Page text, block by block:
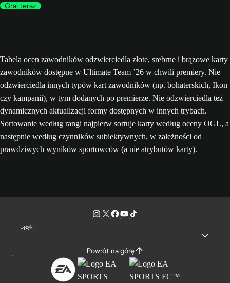
Graj teraz
Tabela ocen zawodników odzwierciedla złote, srebrne i brązowe karty
zawodników dostępne w Ultimate Team ’26 w chwili premiery. Nie
odzwierciedla innych typów kart zawodników (np. bohaterskich, Ikon
czy kampanii), w tym dodanych po premierze. Nie odzwierciedla też
dynamicznych aktualizacji formy dostępnych w innych trybach.
Sortowanie według rangi najpierw sortuje karty według oceny OGL, a
następnie według czynników subiektywnych, w zależności od
prawdziwych wyników sportowców (a nie atrybutów karty).
Język
Powrót na górę